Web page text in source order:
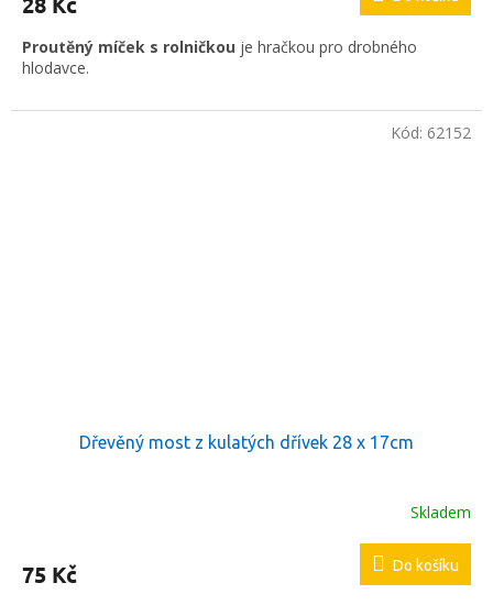
Proutěný míček s rolničkou je hračkou pro drobného
hlodavce.
Dřevěný most z kulatých dřívek 28 x 17cm
Skladem
75 Kč Do košíku
Kód: 62152